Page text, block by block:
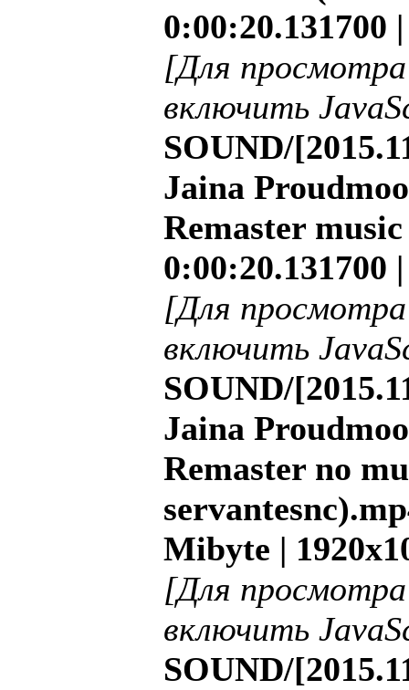
0:00:20.131700
[Для
включить
SOUND/
Jaina
Remaster
0:00:20.131700
[Для
включить
SOUND/
Jaina
Remaster no
Mibyte |
[Для
включить
SOUND/